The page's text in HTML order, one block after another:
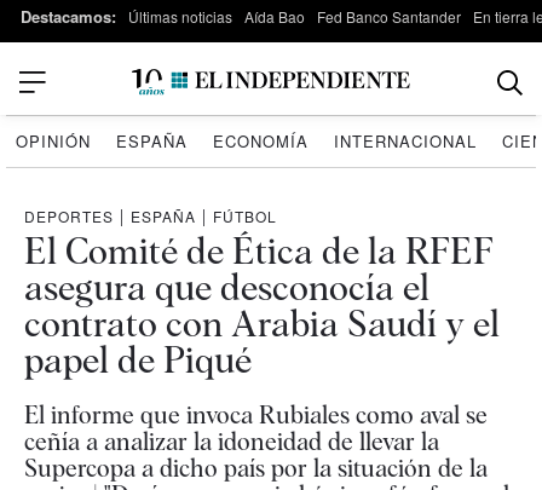
Destacamos: Últimas noticias Aída Bao Fed Banco Santander En tierra
OPINIÓN ESPAÑA ECONOMÍA INTERNACIONAL
DEPORTES | ESPAÑA | FÚTBOL
El Comité de Ética de la RFEF
asegura que desconocía el
contrato con Arabia Saudí y el
papel de Piqué
El informe que invoca Rubiales como aval se
ceñía a analizar la idoneidad de llevar la
Supercopa a dicho país por la situación de la